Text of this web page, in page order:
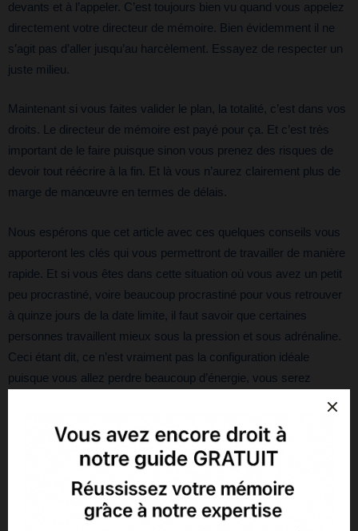
devants et à l’appeler. C’est toujours bien vu quand vous appelez
directement votre directeur de mémoire. Bien évidemment il ne
s’agit pas d’aller jusqu’au harcèlement. Essayez de respecter un
juste milieu.
Maintenant si vous faites valider le plan, la totalité, c’est dans vos
droits. Le directeur de mémoire est payé pour ça. Et c’est très
important de le faire puisque sinon vous prenez des risques de
devoir tout réécrire à la fin. Et là vous n’aurez clairement plus de
marge de manœuvre en termes de délais.
Nous espérons que cet article avec ces quelques conseils vous
apporteront les clés qui vous permettront de travailler de manière
rapide. Et si vous êtes dans cette situation où vous avez un petit
peu procrastiné, voire beaucoup procrastiné pour vous retrouver
à quinze jours de la date limite, il faut savoir que certaines
personnes travaillent mieux sous la pression et sous adrénaline.
Ceci étant dit, ce n’est vraiment pas la configuration idéale
puisque vous allez perdre beaucoup d’énergie, vous serez
éventuellement sur larelecture . En effet, un mémoire est un
travail de longue haleine, qui nécessite également de faire des
pauses “d’oxygénation”. Ces pauses sont bénéfiques dans la
mesure où elles permettent de prendre assez de recul pour
revenir avec d’autres idées. Faites-vous relire même par